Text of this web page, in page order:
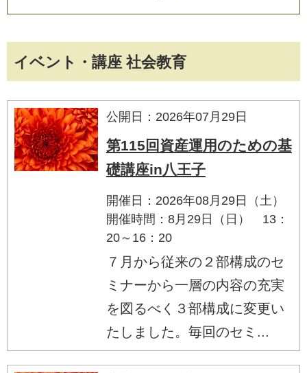
イベント・講座 社会教育
公開日：2026年07月29日
第115回資産運用のための基
礎講座in八王子
開催日：2026年08月29日（土）
開催時間：8月29日（日） 13：
20～16：20
７月から従来の２部構成のセ
ミナーから一層の内容の充実
を図るべく３部構成に変更い
たしました。毎回のセミ...